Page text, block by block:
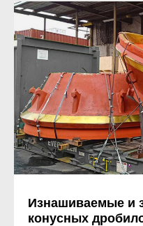
Изнашиваемые и
конусных